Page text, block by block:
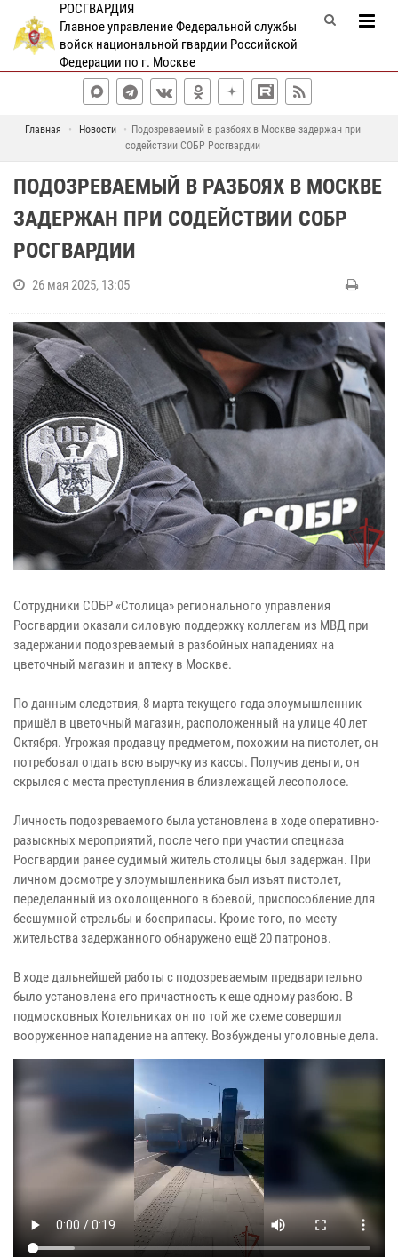
РОСГВАРДИЯ
Главное управление Федеральной службы
войск национальной гвардии Российской
Федерации по г. Москве
Главная Новости
Подозреваемый в разбоях в Москве задержан при
содействии СОБР Росгвардии
ПОДОЗРЕВАЕМЫЙ В РАЗБОЯХ В МОСКВЕ
ЗАДЕРЖАН ПРИ СОДЕЙСТВИИ СОБР
РОСГВАРДИИ
26 мая 2025, 13:05
Сотрудники СОБР «Столица» регионального управления
Росгвардии оказали силовую поддержку коллегам из МВД при
задержании подозреваемый в разбойных нападениях на
цветочный магазин и аптеку в Москве.
По данным следствия, 8 марта текущего года злоумышленник
пришёл в цветочный магазин, расположенный на улице 40 лет
Октября. Угрожая продавцу предметом, похожим на пистолет, он
потребовал отдать всю выручку из кассы. Получив деньги, он
скрылся с места преступления в близлежащей лесополосе.
Личность подозреваемого была установлена в ходе оперативно-
разыскных мероприятий, после чего при участии спецназа
Росгвардии ранее судимый житель столицы был задержан. При
личном досмотре у злоумышленника был изъят пистолет,
переделанный из охолощенного в боевой, приспособление для
бесшумной стрельбы и боеприпасы. Кроме того, по месту
жительства задержанного обнаружено ещё 20 патронов.
В ходе дальнейшей работы с подозреваемым предварительно
было установлена его причастность к еще одному разбою. В
подмосковных Котельниках он по той же схеме совершил
вооруженное нападение на аптеку. Возбуждены уголовные дела.